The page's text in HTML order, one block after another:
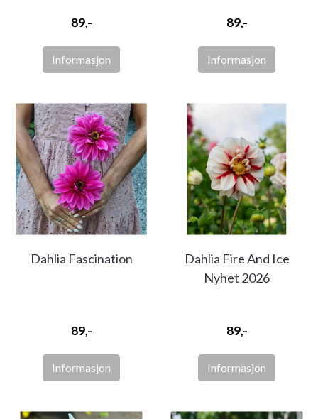
89,-
Informasjon
89,-
Informasjon
Dahlia Fascination
89,-
Informasjon
Dahlia Fire And Ice
Nyhet 2026
89,-
Informasjon